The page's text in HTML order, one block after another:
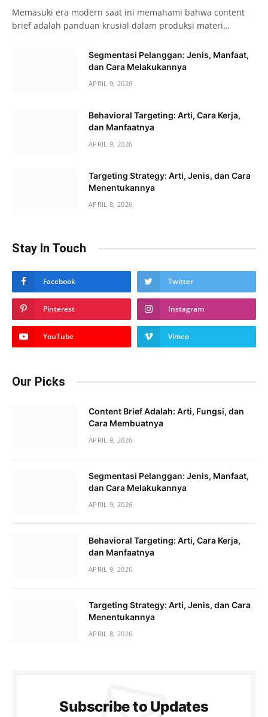
Memasuki era modern saat ini memahami bahwa content
brief adalah panduan krusial dalam produksi materi…
Segmentasi Pelanggan: Jenis, Manfaat,
dan Cara Melakukannya
APRIL 9, 2026
Behavioral Targeting: Arti, Cara Kerja,
dan Manfaatnya
APRIL 9, 2026
Targeting Strategy: Arti, Jenis, dan Cara
Menentukannya
APRIL 8, 2026
Stay In Touch
Facebook Twitter
Pinterest Instagram
YouTube Vimeo
Our Picks
Content Brief Adalah: Arti, Fungsi, dan
Cara Membuatnya
APRIL 9, 2026
Segmentasi Pelanggan: Jenis, Manfaat,
dan Cara Melakukannya
APRIL 9, 2026
Behavioral Targeting: Arti, Cara Kerja,
dan Manfaatnya
APRIL 9, 2026
Targeting Strategy: Arti, Jenis, dan Cara
Menentukannya
APRIL 8, 2026
Subscribe to Updates